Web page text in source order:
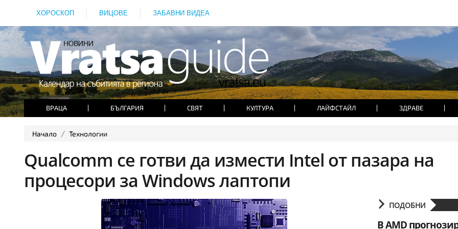
ХОРОСКОП ВИЦОВЕ ЗАБАВНИ ВИДЕА
ВРАЦА БЪЛГАРИЯ СВЯТ КУЛТУРА ЛАЙФСТАЙЛ ЗДРАВЕ
Начало Технологии
Qualcomm се готви да измести Intel от пазара на
процесори за Windows лаптопи
ПОДОБНИ
В AMD